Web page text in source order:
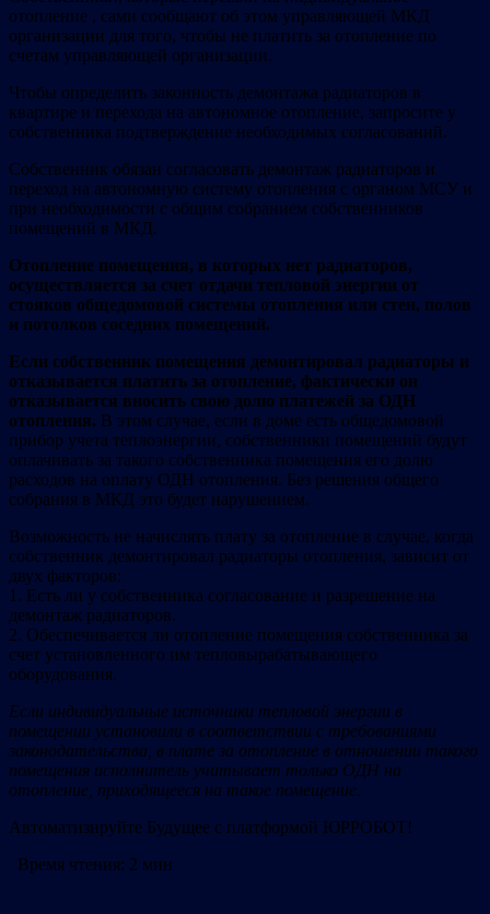
отопление , сами сообщают об этом управляющей МКД
организации для того, чтобы не платить за отопление по
счетам управляющей организации.
Чтобы определить законность демонтажа радиаторов в
квартире и перехода на автономное отопление, запросите у
собственника подтверждение необходимых согласований.
Собственник обязан согласовать демонтаж радиаторов и
переход на автономную систему отопления с органом МСУ и
при необходимости с общим собранием собственников
помещений в МКД.
Отопление помещения, в которых нет радиаторов,
осуществляется за счет отдачи тепловой энергии от
стояков общедомовой системы отопления или стен, полов
и потолков соседних помещений.
Если собственник помещения демонтировал радиаторы и
отказывается платить за отопление, фактически он
отказывается вносить свою долю платежей за ОДН
отопления. В этом случае, если в доме есть общедомовой
прибор учета теплоэнергии, собственники помещений будут
оплачивать за такого собственника помещения его долю
расходов на оплату ОДН отопления. Без решения общего
собрания в МКД это будет нарушением.
Возможность не начислять плату за отопление в случае, когда
собственник демонтировал радиаторы отопления, зависит от
двух факторов:
1. Есть ли у собственника согласование и разрешение на
демонтаж радиаторов.
2. Обеспечивается ли отопление помещения собственника за
счет установленного им тепловырабатывающего
оборудования.
Если индивидуальные источники тепловой энергии в
помещении установили в соответствии с требованиями
законодательства, в плате за отопление в отношении такого
помещения исполнитель учитывает только ОДН на
отопление, приходящееся на такое помещение.
Автоматизируйте Будущее с платформой ЮРРОБОТ!
Время чтения: 2 мин